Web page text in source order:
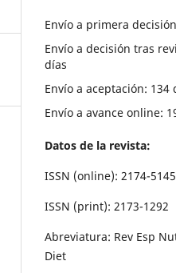
Envío a primera
Envío a decisión tras
días
Envío a aceptación: 134
Envío a avance online:
Datos de la revista:
ISSN (online): 2174-5145
ISSN (print): 2173-1292
Abreviatura: Rev Esp
Diet